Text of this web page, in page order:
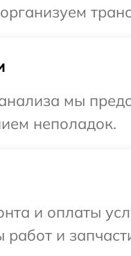
мы
неполадок.
и оплаты
и